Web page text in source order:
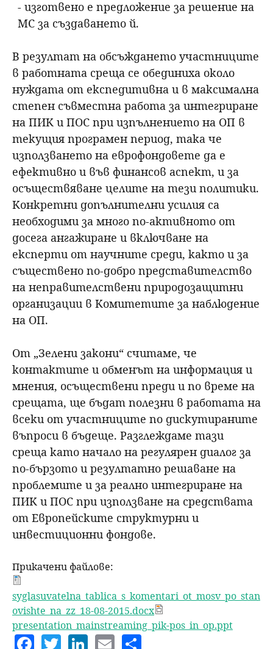
- изготвено е предложение за решение на
МС за създаването й.
В резултат на обсъждането участниците
в работната среща се обединиха около
нуждата от експедитивна и в максимална
степен съвместна работа за интегриране
на ПИК и ПОС при изпълнението на ОП в
текущия програмен период, така че
използването на еврофондовете да е
ефективно и във финансов аспект, и за
осъществяване целите на тези политики.
Конкретни допълнителни усилия са
необходими за много по-активното от
досега ангажиране и включване на
експерти от научните среди, както и за
съществено по-добро представителство
на неправителствени природозащитни
организации в Комитетите за наблюдение
на ОП.
От „Зелени закони“ считаме, че
контактите и обменът на информация и
мнения, осъществени преди и по време на
срещата, ще бъдат полезни в работата на
всеки от участниците по дискутираните
въпроси в бъдеще. Разглеждaме тази
среща като начало на регулярен диалог за
по-бързото и резултатно решаване на
проблемите и за реално интегриране на
ПИК и ПОС при използване на средствата
от Европейските структурни и
инвестиционни фондове.
Прикачени файлове:
syglasuvatelna_tablica_s_komentari_ot_mosv_po_stan
ovishte_na_zz_18-08-2015.docx
presentation_mainstreaming_pik-pos_in_op.ppt
F T Li E